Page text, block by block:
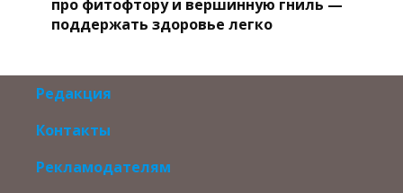
про фитофтору и вершинную гниль —
поддержать здоровье легко
Редакция
Контакты
Рекламодателям